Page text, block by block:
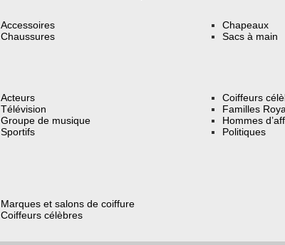
Accessoires
Chaussures
Chapeaux
Sacs à main
Acteurs
Télévision
Groupe de musique
Sportifs
Coiffeurs
Familles
Hommes
Politiques
Marques et salons de coiffure
Coiffeurs célèbres